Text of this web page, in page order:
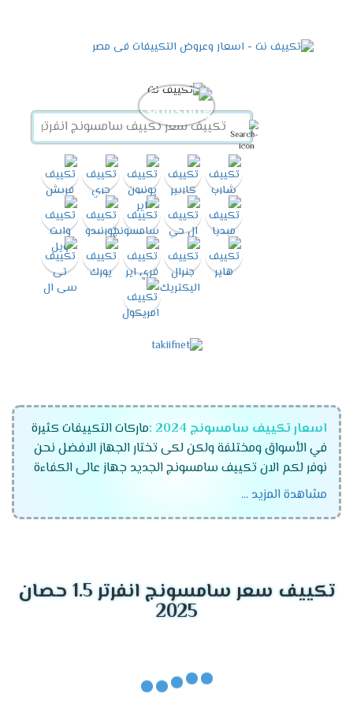
اسعار تكييف سامسونج 2024 :
ماركات التكييفات كثيرة
في الأسواق ومختلفة ولكن لكى تختار الجهاز الافضل نحن
نوفر لكم الان تكييف سامسونج الجديد جهاز عالى الكفاءة
يحتوى على جميع المواصفات الحديثة كما أنه يعمل
بالتكنولوجيا المتطورة ويوجد منه موديلات مختلفة وقدرات
قدرات تكييف سامسونج
2024
تكييف سامسونج 3 حصان .
مشاهدة المزيد ...
تكييف سعر سامسونج انفرتر 1.5 حصان
2025